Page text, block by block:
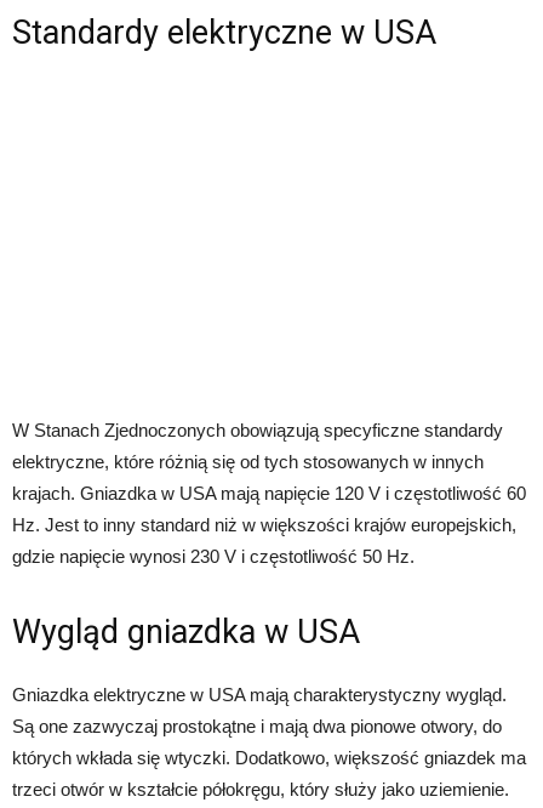
Standardy elektryczne w USA
W Stanach Zjednoczonych obowiązują specyficzne standardy
elektryczne, które różnią się od tych stosowanych w innych
krajach. Gniazdka w USA mają napięcie 120 V i częstotliwość 60
Hz. Jest to inny standard niż w większości krajów europejskich,
gdzie napięcie wynosi 230 V i częstotliwość 50 Hz.
Wygląd gniazdka w USA
Gniazdka elektryczne w USA mają charakterystyczny wygląd.
Są one zazwyczaj prostokątne i mają dwa pionowe otwory, do
których wkłada się wtyczki. Dodatkowo, większość gniazdek ma
trzeci otwór w kształcie półokręgu, który służy jako uziemienie.